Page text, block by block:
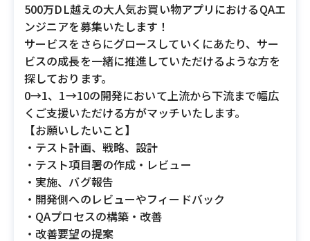
500万DL越えの大人気お買い物アプリにおけるQAエ
ンジニアを募集いたします！
サービスをさらにグロースしていくにあたり、サー
ビスの成長を一緒に推進していただけるような方を
探しております。
0→1、1→10の開発において上流から下流まで幅広
くご支援いただける方がマッチいたします。
【お願いしたいこと】
・テスト計画、戦略、設計
・テスト項目署の作成・レビュー
・実施、バグ報告
・開発側へのレビューやフィードバック
・QAプロセスの構築・改善
・改善要望の提案